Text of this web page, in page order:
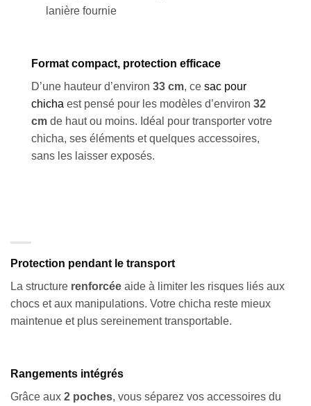
lanière fournie
Format compact, protection efficace
D’une hauteur d’environ 33 cm, ce sac pour
chicha est pensé pour les modèles d’environ 32
cm de haut ou moins. Idéal pour transporter votre
chicha, ses éléments et quelques accessoires,
sans les laisser exposés.
Protection pendant le transport
La structure renforcée aide à limiter les risques liés aux
chocs et aux manipulations. Votre chicha reste mieux
maintenue et plus sereinement transportable.
Rangements intégrés
Grâce aux 2 poches, vous séparez vos accessoires du